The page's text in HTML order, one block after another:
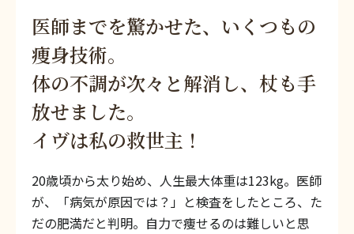
医師までを驚かせた、いくつもの
痩身技術。
体の不調が次々と解消し、杖も手
放せました。
イヴは私の救世主！
20歳頃から太り始め、人生最大体重は123kg。医師
が、「病気が原因では？」と検査をしたところ、た
だの肥満だと判明。自力で痩せるのは難しいと思